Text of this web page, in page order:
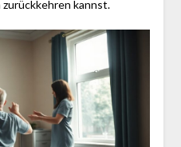
kannst.